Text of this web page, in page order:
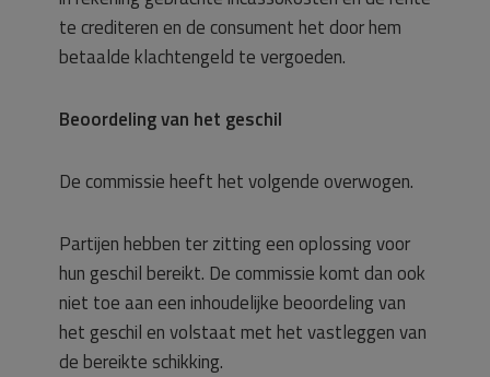
te crediteren en de consument het door hem
betaalde klachtengeld te vergoeden.
Beoordeling van het geschil
De commissie heeft het volgende overwogen.
Partijen hebben ter zitting een oplossing voor
hun geschil bereikt. De commissie komt dan ook
niet toe aan een inhoudelijke beoordeling van
het geschil en volstaat met het vastleggen van
de bereikte schikking.